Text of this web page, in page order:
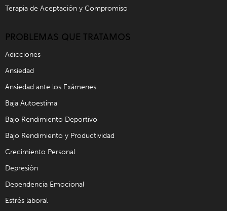
Terapia de Aceptación y Compromiso
PROBLEMAS QUE TRATAMOS
Adicciones
Ansiedad
Ansiedad ante los Exámenes
Baja Autoestima
Bajo Rendimiento Deportivo
Bajo Rendimiento y Productividad
Crecimiento Personal
Depresión
Dependencia Emocional
Estrés laboral